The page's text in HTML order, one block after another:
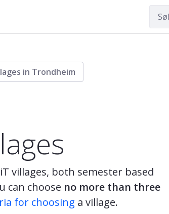
in Trondheim
villages, both semester based
can choose no more than three
for choosing a village.